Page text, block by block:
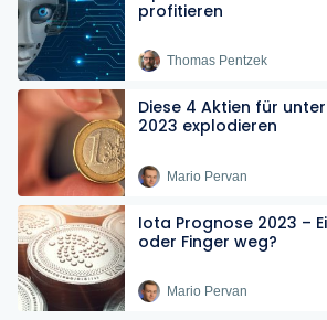
profitieren
Thomas Pentzek
Diese 4 Aktien für
2023 explodieren
Mario Pervan
Iota Prognose 2023 –
oder Finger weg?
Mario Pervan